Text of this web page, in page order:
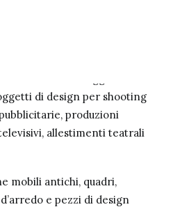
cinema ed
nel noleggio di
di design per shooting
produzioni
allestimenti teatrali
mobili antichi, quadri,
e pezzi di design